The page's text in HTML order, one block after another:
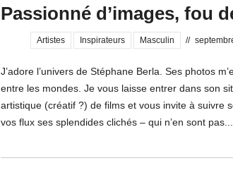
Passionné d’images, fou
Artistes Inspirateurs Masculin //
J’adore l’univers de Stéphane Berla. Ses photos
entre les mondes. Je vous laisse entrer dans son
artistique (créatif ?) de films et vous invite à suivre
vos flux ses splendides clichés – qui n’en sont pas...